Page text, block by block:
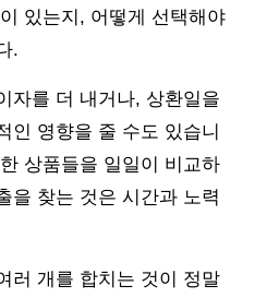
있는지, 어떻게 선택해야
.
자를 더 내거나, 상환일을
인 영향을 줄 수도 있습니
상품들을 일일이 비교하
을 찾는 것은 시간과 노력
러 개를 합치는 것이 정말